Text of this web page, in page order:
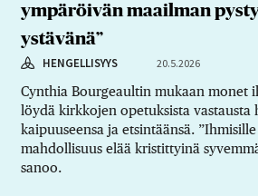
ympäröivän maailman
ystävänä”
HENGELLISYYS 20.5.2026
Cynthia Bourgeaultin mukaan monet
löydä kirkkojen opetuksista vastausta
kaipuuseensa ja etsintäänsä.
mahdollisuus elää kristittyinä
sanoo.